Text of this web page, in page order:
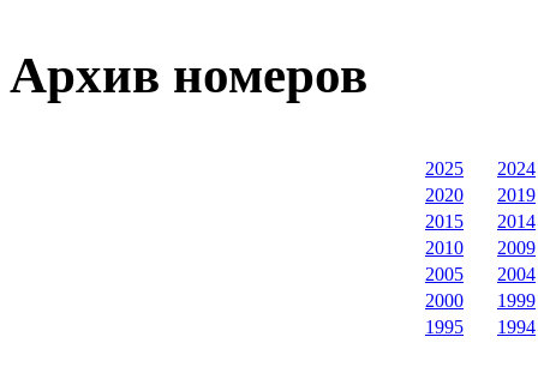
Архив номеров
2025
2024
2020
2019
2015
2014
2010
2009
2005
2004
2000
1999
1995
1994